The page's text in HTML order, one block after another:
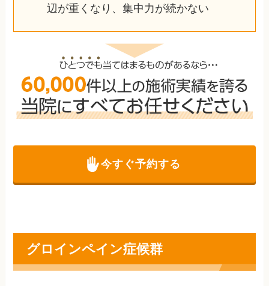
辺が重くなり、集中力が続かない
今すぐ予約する
グロインペイン症候群